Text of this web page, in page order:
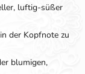
luftig-süßer
der Kopfnote zu
blumigen,